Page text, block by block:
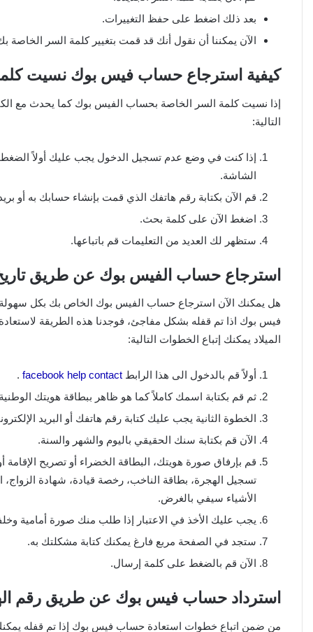
بعد ذلك اضغط على حفظ التغييرات.
الآن يمكننا أن نقول أنك قد قمت بتغيير كلمة السر الخاصة
كيفية استرجاع حساب فيس بوك نسيت
إذا نسيت كلمة السر الخاصة بحساب الفيس بوك كما يحدث مع
التالية:
إذا كنت في وضع عدم تسجيل الدخول يجب عليك أولاً
الشاشة.
قم الآن بكتابة رقم هاتفك الذي قمت بإنشاء حسابك به أو
اضغط الآن على كلمة بحث.
ستظهر لك العديد من التعليمات قم باتباعها.
استرجاع حساب الفيس بوك عن طريق تاريخ
هل يمكنك الآن استرجاع حساب الفيس بوك الخاص بك بكل
فيس بوك اذا تم قفله بشكل مفاجئ، فوجدنا هذه الطريقة
الميلاد يمكنك إتباع الخطوات التالية:
أولاً قم بالدخول الى هذا الرابط facebook help contact
.
ثم قم بكتابة اسمك كاملاً كما هو ظاهر ببطاقة هويتك
الخطوة الثانية يجب عليك كتابة رقم هاتفك أو البريد
الآن قم بكتابة سنك الحقيقي باليوم والشهر والسنة.
قم بإرفاق صورة هويتك، البطاقة الخضراء أو تصريح الإقامة
تسجيل الهجرة، بطاقة الناخب، رخصة قيادة، شهادة
الأشياء سيفي بالغرض.
يجب عليك الأخذ في الاعتبار إذا طلب منك صورة أمامية
ستجد في الصفحة مربع فارغ يمكنك كتابة مشكلتك به.
الآن قم بالضغط على كلمة إرسال.
استرداد حساب فيس بوك عن طريق رقم
من ضمن اتباع خطوات استعادة حساب فيس بوك إذا تم قفله